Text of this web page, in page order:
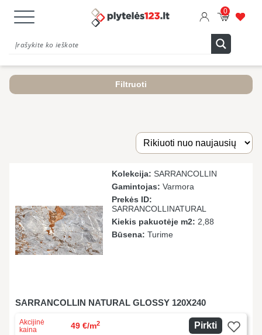
0
Filtruoti
Kolekcija: SARRANCOLLIN
Gamintojas: Varmora
Prekės ID:
SARRANCOLLINATURAL
Kiekis pakuotėje m2: 2,88
Būsena: Turime
SARRANCOLLIN NATURAL GLOSSY 120X240
Akcijinė
kaina
49 €/m2 Pirkti